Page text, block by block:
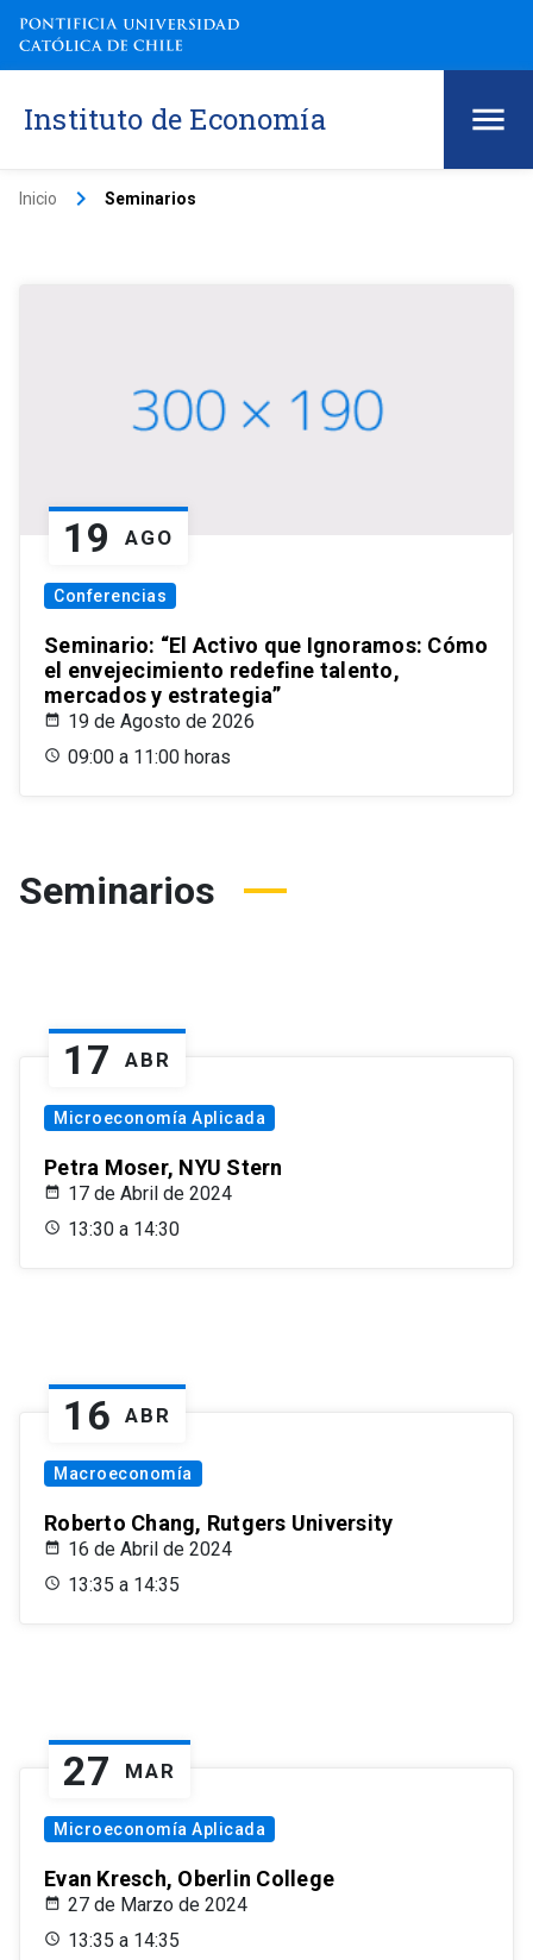
Instituto de Economía
Inicio keyboard_arrow_right Seminarios
19 AGO
Conferencias
Seminario: “El Activo que Ignoramos: Cómo
el envejecimiento redefine talento,
mercados y estrategia”
19 de Agosto de 2026
09:00 a 11:00 horas
Seminarios
17 ABR
Microeconomía Aplicada
Petra Moser, NYU Stern
17 de Abril de 2024
13:30 a 14:30
16 ABR
Macroeconomía
Roberto Chang, Rutgers University
16 de Abril de 2024
13:35 a 14:35
27 MAR
Microeconomía Aplicada
Evan Kresch, Oberlin College
27 de Marzo de 2024
13:35 a 14:35